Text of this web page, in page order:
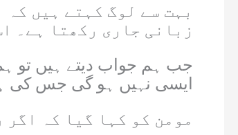
بہت سے لوگ کہتے ہیں
زبانی جاری رکھتا ہے۔
جب ہم جواب دیتے ہیں تو ہم
ایسی نہیں ہو گی جس کی
مومن کو کہا گیا کہ